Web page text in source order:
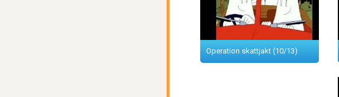
Operation skattjakt (10/13)